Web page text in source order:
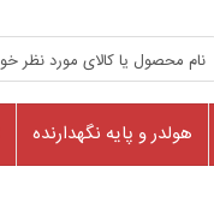
هولدر و پایه نگهدارنده